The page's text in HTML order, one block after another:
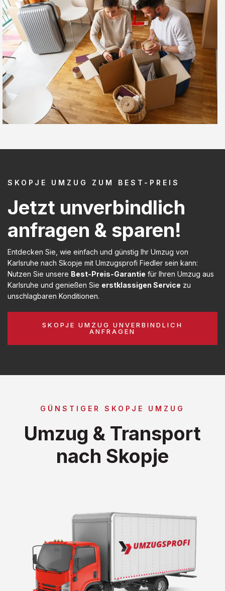
SKOPJE UMZUG ZUM BEST-PREIS
Jetzt unverbindlich
anfragen & sparen!
Entdecken Sie, wie einfach und günstig Ihr Umzug von
Karlsruhe nach Skopje mit Umzugsprofi Fiedler sein kann:
Nutzen Sie unsere Best-Preis-Garantie für Ihren Umzug aus
Karlsruhe und genießen Sie erstklassigen Service zu
unschlagbaren Konditionen.
SKOPJE UMZUG UNVERBINDLICH
ANFRAGEN
GÜNSTIGER SKOPJE UMZUG
Umzug & Transport
nach Skopje